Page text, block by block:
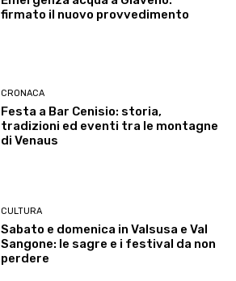
firmato il nuovo provvedimento
CRONACA
Festa a Bar Cenisio: storia,
tradizioni ed eventi tra le montagne
di Venaus
CULTURA
Sabato e domenica in Valsusa e Val
Sangone: le sagre e i festival da non
perdere